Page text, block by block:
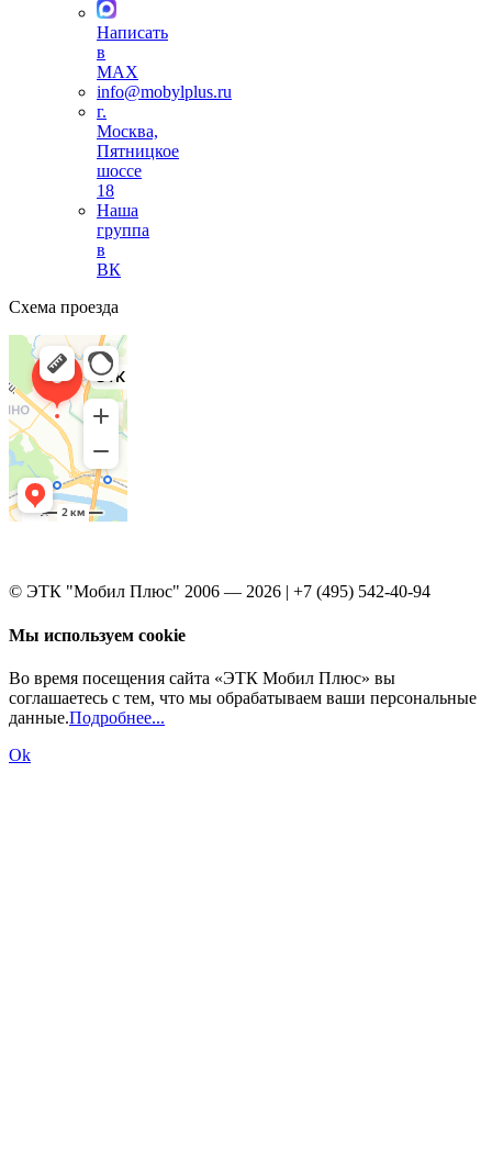
Написать
в
MAX
info@mobylplus.ru
г.
Москва,
Пятницкое
шоссе
18
Наша
группа
в
ВК
Схема проезда
© ЭТК "Мобил Плюс" 2006 — 2026 | +7 (495) 542-40-94
Мы используем cookie
Во время посещения сайта «ЭТК Мобил Плюс» вы
соглашаетесь с тем, что мы обрабатываем ваши персональные
данные.Подробнее...
Ok